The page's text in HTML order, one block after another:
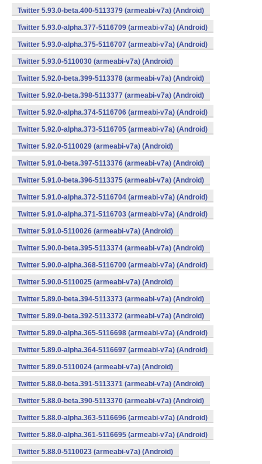
Twitter 5.93.0-beta.400-5113379 (armeabi-v7a) (Android)
Twitter 5.93.0-alpha.377-5116709 (armeabi-v7a) (Android)
Twitter 5.93.0-alpha.375-5116707 (armeabi-v7a) (Android)
Twitter 5.93.0-5110030 (armeabi-v7a) (Android)
Twitter 5.92.0-beta.399-5113378 (armeabi-v7a) (Android)
Twitter 5.92.0-beta.398-5113377 (armeabi-v7a) (Android)
Twitter 5.92.0-alpha.374-5116706 (armeabi-v7a) (Android)
Twitter 5.92.0-alpha.373-5116705 (armeabi-v7a) (Android)
Twitter 5.92.0-5110029 (armeabi-v7a) (Android)
Twitter 5.91.0-beta.397-5113376 (armeabi-v7a) (Android)
Twitter 5.91.0-beta.396-5113375 (armeabi-v7a) (Android)
Twitter 5.91.0-alpha.372-5116704 (armeabi-v7a) (Android)
Twitter 5.91.0-alpha.371-5116703 (armeabi-v7a) (Android)
Twitter 5.91.0-5110026 (armeabi-v7a) (Android)
Twitter 5.90.0-beta.395-5113374 (armeabi-v7a) (Android)
Twitter 5.90.0-alpha.368-5116700 (armeabi-v7a) (Android)
Twitter 5.90.0-5110025 (armeabi-v7a) (Android)
Twitter 5.89.0-beta.394-5113373 (armeabi-v7a) (Android)
Twitter 5.89.0-beta.392-5113372 (armeabi-v7a) (Android)
Twitter 5.89.0-alpha.365-5116698 (armeabi-v7a) (Android)
Twitter 5.89.0-alpha.364-5116697 (armeabi-v7a) (Android)
Twitter 5.89.0-5110024 (armeabi-v7a) (Android)
Twitter 5.88.0-beta.391-5113371 (armeabi-v7a) (Android)
Twitter 5.88.0-beta.390-5113370 (armeabi-v7a) (Android)
Twitter 5.88.0-alpha.363-5116696 (armeabi-v7a) (Android)
Twitter 5.88.0-alpha.361-5116695 (armeabi-v7a) (Android)
Twitter 5.88.0-5110023 (armeabi-v7a) (Android)